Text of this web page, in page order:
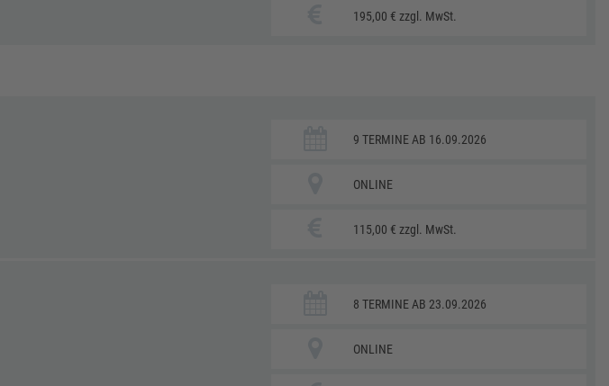
195,00 € zzgl. MwSt.
9 TERMINE AB 16.09.2026
ONLINE
115,00 € zzgl. MwSt.
8 TERMINE AB 23.09.2026
ONLINE